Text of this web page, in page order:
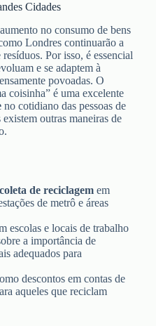
Cidades
no consumo de bens
Londres continuarão a
Por isso, é essencial
e se adaptem à
povoadas. O
coisinha” é uma excelente
no cotidiano das pessoas de
outras maneiras de
de reciclagem em
de metrô e áreas
escolas e locais de trabalho
a importância de
adequados para
descontos em contas de
aqueles que reciclam